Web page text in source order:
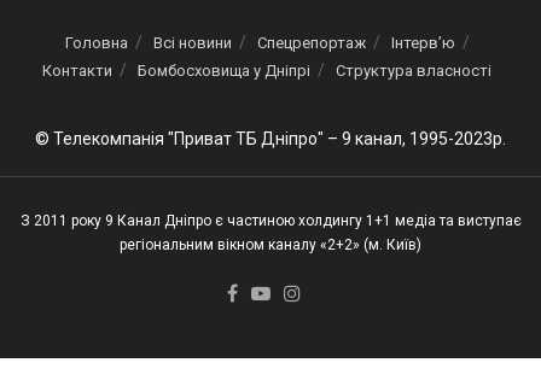
Головна Всі новини Спецрепортаж
Інтерв’ю
Контакти
Бомбосховища у Дніпрі Структура власності
© Телекомпанія "Приват ТБ Дніпро" – 9 канал, 1995-2023р.
З 2011 року 9 Канал Дніпро є частиною холдингу 1+1 медіа та виступає
регіональним вікном каналу «2+2» (м. Київ)